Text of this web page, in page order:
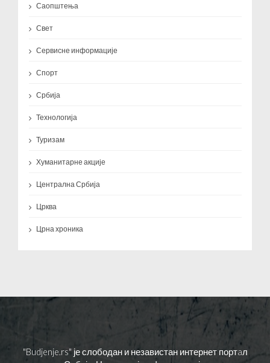
Саопштења
Свет
Сервисне информације
Спорт
Србија
Технологија
Туризам
Хуманитарне акције
Централна Србија
Црква
Црна хроника
"Budjenje.rs" је слободан и независтан интернет портaл